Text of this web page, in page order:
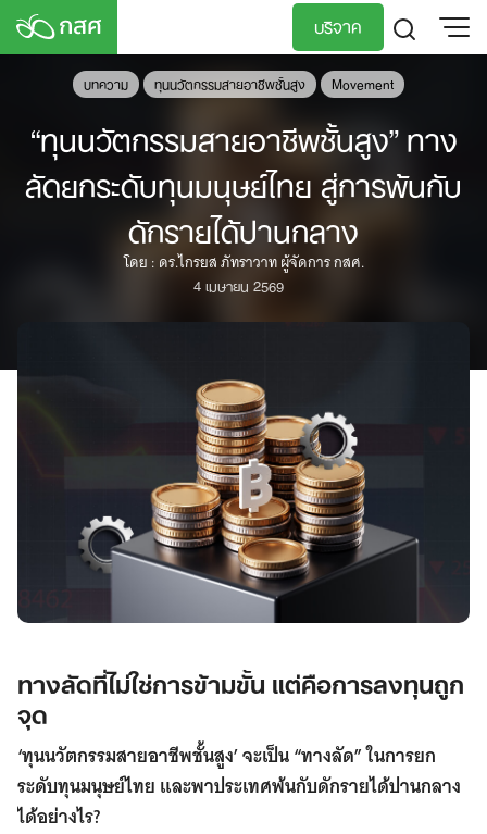
Skip
บริจาค
TH
บทความ ทุนนวัตกรรมสายอาชีพชั้นสูง Movement
“ทุนนวัตกรรมสายอาชีพชั้นสูง” ทาง
ลัดยกระดับทุนมนุษย์ไทย สู่การพ้นกับ
ดักรายได้ปานกลาง
โดย : ดร.ไกรยส ภัทราวาท ผู้จัดการ กสศ.
4 เมษายน 2569
ทางลัดที่ไม่ใช่การข้ามขั้น แต่คือการลงทุนถูก
จุด
‘ทุนนวัตกรรมสายอาชีพชั้นสูง’ จะเป็น “ทางลัด” ในการยก
ระดับทุนมนุษย์ไทย และพาประเทศพ้นกับดักรายได้ปานกลาง
ได้อย่างไร?